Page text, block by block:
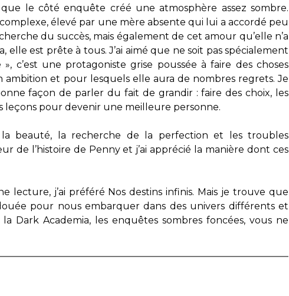
le côté enquête créé une atmosphère assez sombre.
élevé par une mère absente qui lui a accordé peu
du succès, mais également de cet amour qu’elle n’a
elle est prête à tous. J’ai aimé que ne soit pas spécialement
c’est une protagoniste grise poussée à faire des choses
ambition et pour lesquels elle aura de nombres regrets. Je
façon de parler du fait de grandir : faire des choix, les
leçons pour devenir une meilleure personne.
la beauté, la recherche de la perfection et les troubles
de l’histoire de Penny et j’ai apprécié la manière dont ces
lecture, j’ai préféré Nos destins infinis. Mais je trouve que
pour nous embarquer dans des univers différents et
la Dark Academia, les enquêtes sombres foncées, vous ne